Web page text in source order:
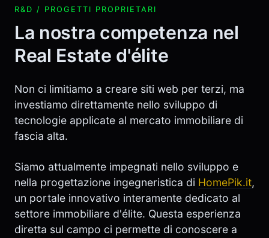
R&D / PROGETTI PROPRIETARI
La nostra competenza nel
Real Estate d'élite
Non ci limitiamo a creare siti web per terzi, ma
investiamo direttamente nello sviluppo di
tecnologie applicate al mercato immobiliare di
fascia alta.
Siamo attualmente impegnati nello sviluppo e
nella progettazione ingegneristica di HomePik.it,
un portale innovativo interamente dedicato al
settore immobiliare d'élite. Questa esperienza
diretta sul campo ci permette di conoscere a